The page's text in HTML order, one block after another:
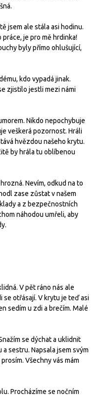
jsem ale stála asi hodinu.
je pro mě hrdinka!
byly přímo ohlušující,
kdo vypadá jinak.
zjistilo jestli mezi námi
Nikdo nepochybuje
veškerá pozornost. Hráli
hvězdou našeho krytu.
by hrála tu oblíbenou
Nevím, odkud na to
zase zůstat v našem
a z bezpečnostních
náhodou umřeli, aby
V pět ráno nás ale
se otřásají. V krytu je teď asi
sedím u zdi a brečím. Malé
se dýchat a uklidnit
a sestru. Napsala jsem svým
Všechny vás mám
Procházíme se nočním